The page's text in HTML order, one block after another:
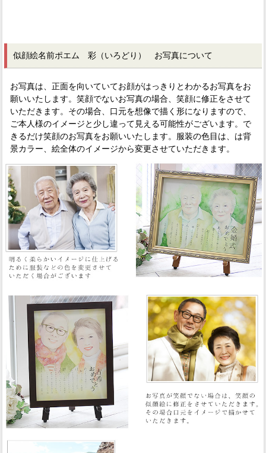
似顔絵名前ポエム 彩（いろどり） お写真について
お写真は、正面を向いていてお顔がはっきりとわかるお写真をお
願いいたします。笑顔でないお写真の場合、笑顔に修正をさせて
いただきます。その場合、口元を想像で描く形になりますので、
ご本人様のイメージと少し違って見える可能性がございます。で
きるだけ笑顔のお写真をお願いいたします。服装の色目は、は背
景カラー、絵全体のイメージから変更させていただきます。